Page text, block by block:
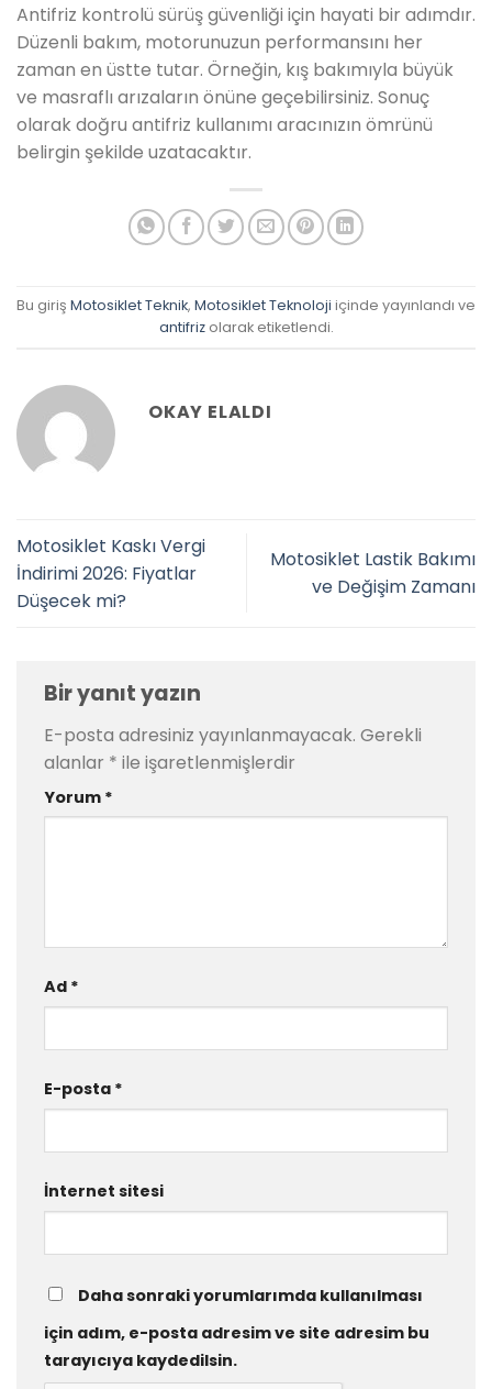
Antifriz kontrolü sürüş güvenliği için hayati bir adımdır.
Düzenli bakım, motorunuzun performansını her
zaman en üstte tutar. Örneğin, kış bakımıyla büyük
ve masraflı arızaların önüne geçebilirsiniz. Sonuç
olarak doğru antifriz kullanımı aracınızın ömrünü
belirgin şekilde uzatacaktır.
Bu giriş Motosiklet Teknik, Motosiklet Teknoloji içinde yayınlandı ve
antifrizolarak etiketlendi.
OKAY ELALDI
Motosiklet Kaskı Vergi
İndirimi 2026: Fiyatlar
Düşecek mi?
Motosiklet Lastik Bakımı
ve Değişim Zamanı
Bir yanıt yazın
E-posta adresiniz yayınlanmayacak. Gerekli
alanlar * ile işaretlenmişlerdir
Yorum *
Ad *
E-posta *
İnternet sitesi
Daha sonraki yorumlarımda kullanılması
için adım, e-posta adresim ve site adresim bu
tarayıcıya kaydedilsin.